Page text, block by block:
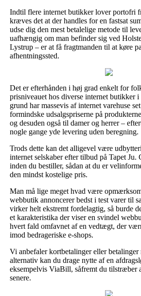
Indtil flere internet butikker lover portofri
kræves det at der handles for en fastsat
udse dig den mest betalelige metode til
uafhængig om man befinder sig ved
Lystrup – er at få fragtmanden til at køre
afhentningssted.
Det er efterhånden i høj grad enkelt for
prisniveauet hos diverse internet butikker
grund har massevis af internet varehuse
formindske udsalgspriserne på
og desuden også til damer og herrer –
nogle gange yde levering uden beregning.
Trods dette kan det alligevel være
internet selskaber efter tilbud på Tapet Ju.
inden du bestiller, sådan at du er
den mindst kostelige pris.
Man må lige meget hvad være
webbutik annoncerer bedst i test varer til
virker helt ekstremt fordelagtig, så burde
et karakteristika der viser en svindel
hvert fald omfavnet af en vedtægt, der
imod bedrageriske e-shops.
Vi anbefaler kortbetalinger eller
alternativ kan du drage nytte af en
eksempelvis ViaBill, såfremt du tilstræber
senere.